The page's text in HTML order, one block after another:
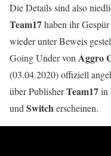
Die Details sind also
Team17haben ihr
wieder unter Beweis
Going Under von Aggro
(03.04.2020) offiziell
über PublisherTeam17in
und Switcherscheinen.